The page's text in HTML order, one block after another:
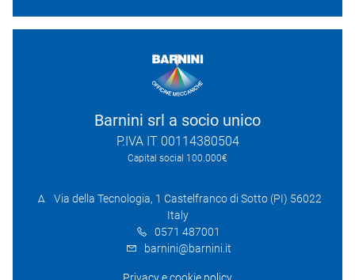
Barnini srl a socio unico
P.IVA IT 00114380504
Capital social 100.000€
Via della Tecnologia, 1 Castelfranco di Sotto (PI) 56022
Italy
0571 487001
barnini@barnini.it